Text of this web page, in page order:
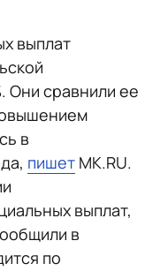
выплат
Они сравнили ее
в
пишет MK.RU.
выплат,
в
по